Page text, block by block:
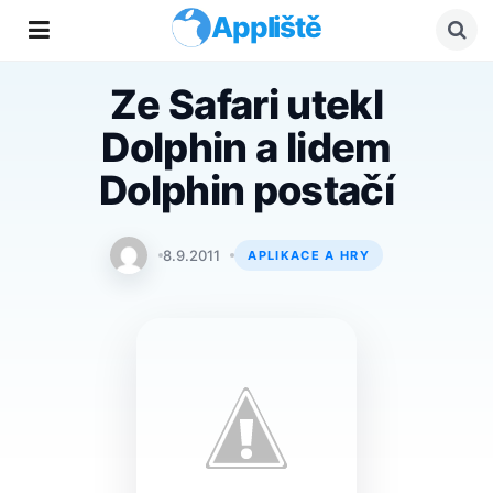
Appliště
Ze Safari utekl
Dolphin a lidem
Dolphin postačí
Lukáš Augustín
8.9.2011 APLIKACE A HRY